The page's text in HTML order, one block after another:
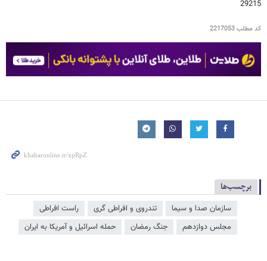
29215
کد مطلب2217053
برچسب‌ها
سازمان صدا و سیما تندروی و افراطی گری
راست افراطی
مجلس دوازدهم
جنگ رمضان حمله اسرائیل و آمریکا به ایران